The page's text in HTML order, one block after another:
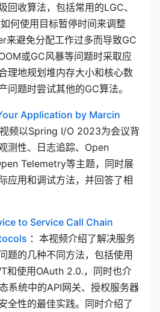
回收算法，包括常用的LGC、
何使用目标暂停时间来调整
来避免分配工作过多而导致GC
或GC风暴等问题时采取应
理地规划堆内存大小和核心数
问题时尝试其他的GC算法。
Application by Marcin
new window)
频以Spring I/O 2023为会议背
测性、日志追踪、Open
Telemetry等主题，同时展
应用和调试方法，并回答了相
to Service Call Chain
(opens new window)
：本视频介绍了解决服务
题的几种不同方法，包括使用
和使用OAuth 2.0.，同时也介
系统中的API网关、授权服务器
全性的最佳实践。同时介绍了